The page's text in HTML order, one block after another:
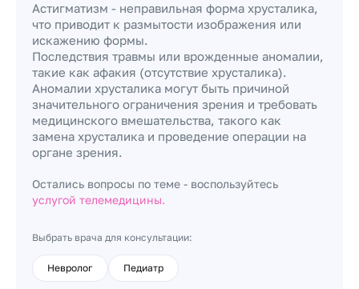
Астигматизм - неправильная форма хрусталика,
что приводит к размытости изображения или
искажению формы.
Последствия травмы или врожденные аномалии,
такие как афакия (отсутствие хрусталика).
Аномалии хрусталика могут быть причиной
значительного ограничения зрения и требовать
медицинского вмешательства, такого как
замена хрусталика и проведение операции на
органе зрения.
Остались вопросы по теме - воспользуйтесь
услугой телемедицины.
Выбрать врача для консультации:
Невролог Педиатр